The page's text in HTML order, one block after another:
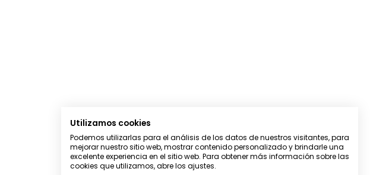
Utilizamos cookies
Podemos utilizarlas para el análisis de los datos de nuestros visitantes, para
mejorar nuestro sitio web, mostrar contenido personalizado y brindarle una
excelente experiencia en el sitio web. Para obtener más información sobre las
cookies que utilizamos, abre los ajustes.